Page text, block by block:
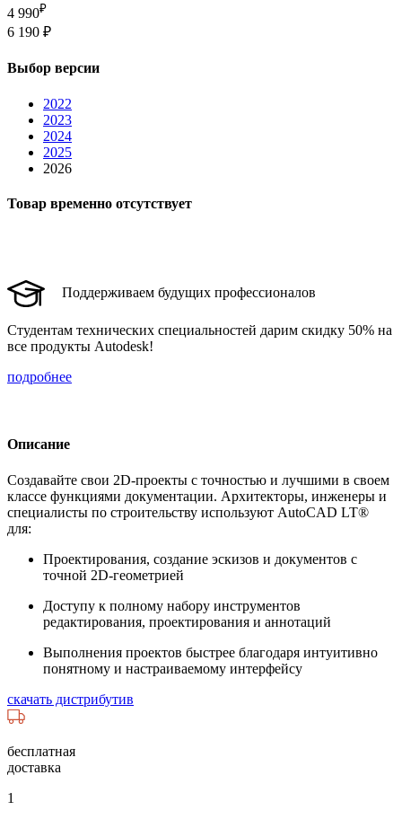
4 990₽
6 190 ₽
Выбор версии
2022
2023
2024
2025
2026
Товар временно отсутствует
Поддерживаем будущих профессионалов
Студентам технических специальностей дарим скидку 50% на
все продукты Autodesk!
подробнее
Описание
Создавайте свои 2D-проекты с точностью и лучшими в своем
классе функциями документации. Архитекторы, инженеры и
специалисты по строительству используют AutoCAD LT®
для:
Проектирования, создание эскизов и документов с
точной 2D-геометрией
Доступу к полному набору инструментов
редактирования, проектирования и аннотаций
Выполнения проектов быстрее благодаря интуитивно
понятному и настраиваемому интерфейсу
скачать дистрибутив
бесплатная
доставка
1